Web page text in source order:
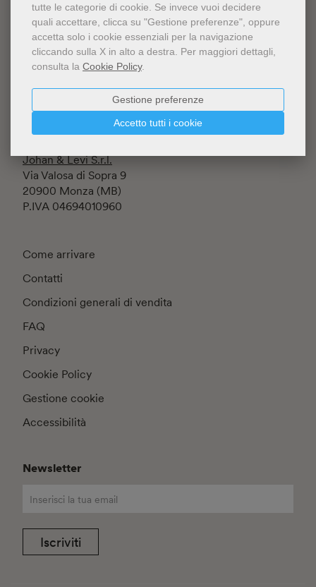
tutte le categorie di cookie. Se invece vuoi decidere
quali accettare, clicca su "Gestione preferenze", oppure
accetta solo i cookie essenziali per la navigazione
cliccando sulla X in alto a destra. Per maggiori dettagli,
consulta la Cookie Policy.
Accetto tutti i cookie
Gestione preferenze
Fondazione Luigi Rovati ETS
Iscritta al RUNTS rep. n.145197
Corso Venezia 52
20122 Milano (MI) - Italia
C.F. 94634860152
Johan & Levi S.r.l.
Via Valosa di Sopra 9
20900 Monza (MB)
P.IVA 04694010960
Come arrivare
Contatti
Condizioni generali di vendita
FAQ
Privacy
Cookie Policy
Gestione cookie
Accessibilità
Newsletter
Iscriviti